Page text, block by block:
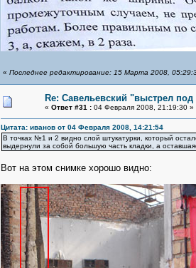
« Последнее редактирование: 15 Марта 2008,
Re: Савельевский "выстрел под
« Ответ #31 :04 Февраля 2008, 21:19:30 »
Цитата: иванов от 04 Февраля 2008, 14:21:54
В точках №1 и 2 видно слой штукатурки, который
выдернули за собой большую часть кладки, а
Вот на этом снимке хорошо видно: